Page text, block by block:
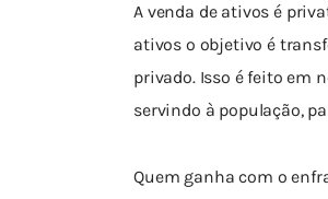
A venda de ativos é
ativos o objetivo é
privado. Isso é feito em
servindo à população,
Quem ganha com o